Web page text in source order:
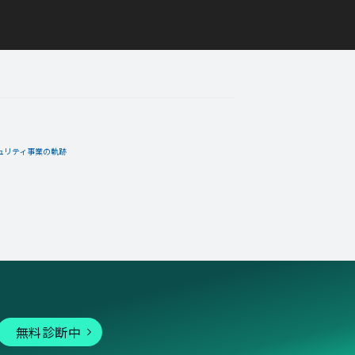
リティ事業の軌跡
無料診断中